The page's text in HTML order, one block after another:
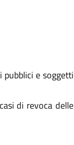
e soggetti
di revoca delle